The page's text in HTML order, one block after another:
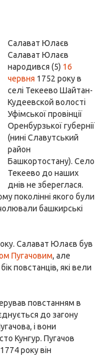
Салават Юлаєв
Салават Юлаєв
народився (5) 16
червня 1752 року в
селі Текеево Шайтан-
Кудеевской волості
Уфімської провінції
Оренбурзької губернії
(нині Славутський
район
Башкортостану). Село
Текеево до наших
днів не збереглася.
поколінні якого були
башкирські
Салават Юлаєв був
Пугачовим, але
повстанців, які вели
повстанням в
до загону
і вони
Кунгур. Пугачов
1774 року він